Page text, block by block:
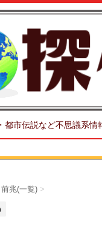
市伝説など不思議系情
兆(一覧) >